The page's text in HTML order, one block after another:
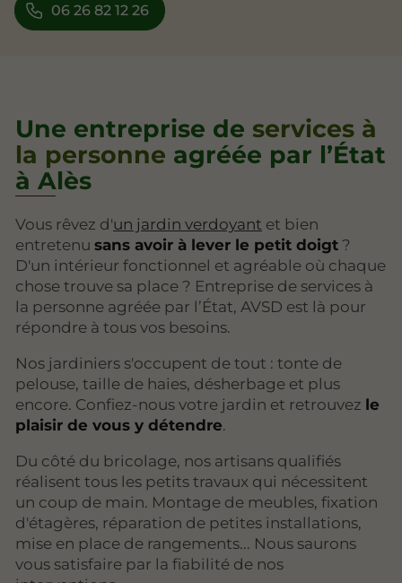
06 26 82 12 26
Une entreprise de services à
la personne agréée par l’État
à Alès
Vous rêvez d'un jardin verdoyant et bien
entretenu sans avoir à lever le petit doigt ?
D'un intérieur fonctionnel et agréable où chaque
chose trouve sa place ? Entreprise de services à
la personne agréée par l’État, AVSD est là pour
répondre à tous vos besoins.
Nos jardiniers s'occupent de tout : tonte de
pelouse, taille de haies, désherbage et plus
encore. Confiez-nous votre jardin et retrouvez le
plaisir de vous y détendre.
Du côté du bricolage, nos artisans qualifiés
réalisent tous les petits travaux qui nécessitent
un coup de main. Montage de meubles, fixation
d'étagères, réparation de petites installations,
mise en place de rangements... Nous saurons
vous satisfaire par la fiabilité de nos